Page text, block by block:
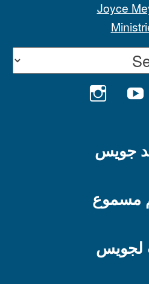
YOUTUBE
جويس
مسموع
لجويس